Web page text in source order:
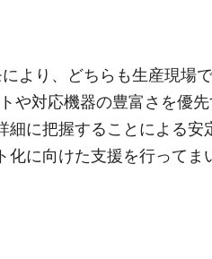
より、どちらも生産現場
や対応機器の豊富さを優
細に把握することによる
に向けた支援を行ってま